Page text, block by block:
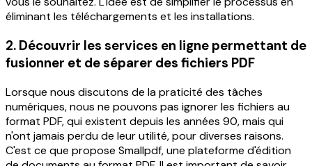
éliminant les téléchargements et les installations.
2. Découvrir les services en ligne permettant de
fusionner et de séparer des fichiers PDF
Lorsque nous discutons de la praticité des tâches
numériques, nous ne pouvons pas ignorer les fichiers au
format PDF, qui existent depuis les années 90, mais qui
n'ont jamais perdu de leur utilité, pour diverses raisons.
C'est ce que propose Smallpdf, une plateforme d'édition